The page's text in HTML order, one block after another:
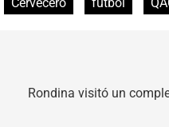
Rondina visitó un